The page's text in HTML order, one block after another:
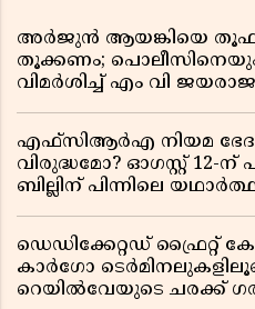
അർജുൻ ആയങ്കിയെ
തൂക്കണം; പൊലീസിനെയും
വിമർശിച്ച് എം വി
എഫ്സിആർഎ നിയമ
വിരുദ്ധമോ? ഓഗസ്റ്റ് 12-ന്
ബില്ലിന് പിന്നിലെ
ഡെഡിക്കേറ്റഡ്
കാർഗോ
റെയിൽവേയുടെ ചരക്ക്